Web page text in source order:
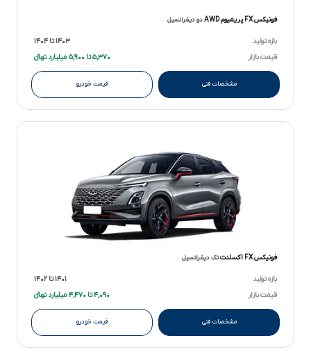
فونیکس FX پریمیوم AWD دو دیفرانسیل
بازه تولید
۱۴۰۳ تا ۱۴۰۴
قیمت بازار
۵,۳۷۰ تا ۵,۹۰۰ میلیارد تومانءءء
مشخصات فنی قیمت خودرو
فونیکس FX اکسلنت تک دیفرانسیل
بازه تولید
۱۴۰۱ تا ۱۴۰۲
قیمت بازار
۴,۰۹۰ تا ۴,۴۷۰ میلیارد تومانءءء
مشخصات فنی قیمت خودرو